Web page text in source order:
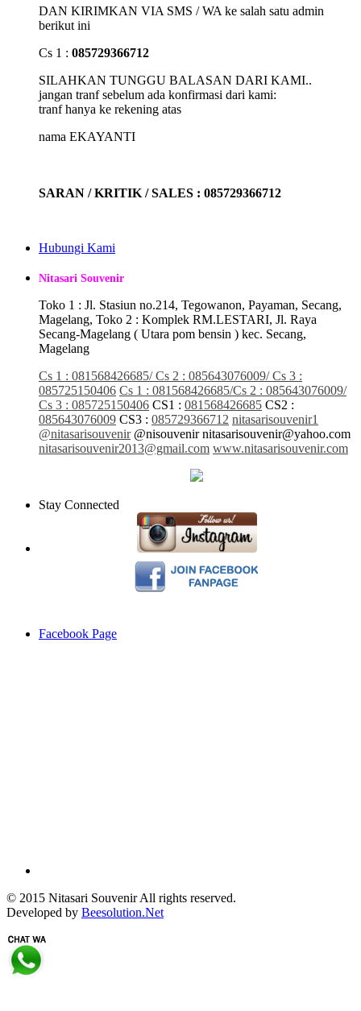
DAN KIRIMKAN VIA SMS / WA ke salah satu admin
berikut ini
Cs 1 : 085729366712
SILAHKAN TUNGGU BALASAN DARI KAMI..
jangan tranf sebelum ada konfirmasi dari kami:
tranf hanya ke rekening atas
nama EKAYANTI
SARAN / KRITIK / SALES : 085729366712
Hubungi Kami
Nitasari Souvenir
Toko 1 : Jl. Stasiun no.214, Tegowanon, Payaman, Secang,
Magelang, Toko 2 : Komplek RM.LESTARI, Jl. Raya
Secang-Magelang ( Utara pom bensin ) kec. Secang,
Magelang
Cs 1 : 081568426685/ Cs 2 : 085643076009/ Cs 3 :
085725150406 Cs 1 : 081568426685/Cs 2 : 085643076009/
Cs 3 : 085725150406 CS1 : 081568426685 CS2 :
085643076009 CS3 : 085729366712 nitasarisouvenir1
@nitasarisouvenir @nisouvenir nitasarisouvenir@yahoo.com
nitasarisouvenir2013@gmail.com www.nitasarisouvenir.com
Stay Connected
Facebook Page
© 2015 Nitasari Souvenir All rights reserved.
Developed by Beesolution.Net